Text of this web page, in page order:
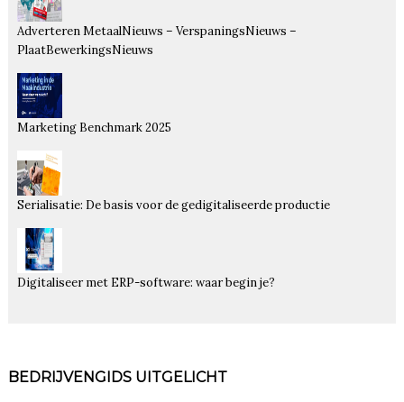
Adverteren MetaalNieuws – VerspaningsNieuws –
PlaatBewerkingsNieuws
Marketing Benchmark 2025
Serialisatie: De basis voor de gedigitaliseerde productie
Digitaliseer met ERP-software: waar begin je?
BEDRIJVENGIDS UITGELICHT